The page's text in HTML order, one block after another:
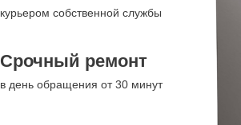
курьером собственной службы
Срочный ремонт
в день обращения от 30 минут